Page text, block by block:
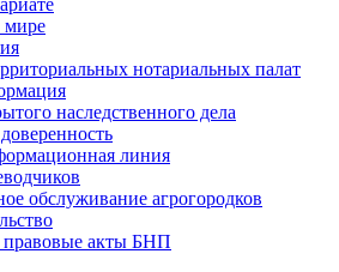
мире
нотариальных палат
наследственного дела
линия
обслуживание агрогородков
правовые акты БНП